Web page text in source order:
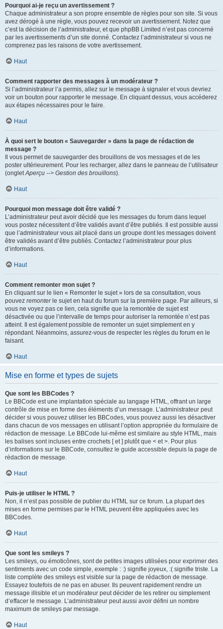
Pourquoi ai-je reçu un avertissement ?
Chaque administrateur a son propre ensemble de règles pour son site. Si vous
avez dérogé à une règle, vous pouvez recevoir un avertissement. Notez que
c’est la décision de l’administrateur, et que phpBB Limited n’est pas concerné
par les avertissements d’un site donné. Contactez l’administrateur si vous ne
comprenez pas les raisons de votre avertissement.
Haut
Comment rapporter des messages à un modérateur ?
Si l’administrateur l’a permis, allez sur le message à signaler et vous devriez
voir un bouton pour rapporter le message. En cliquant dessus, vous accéderez
aux étapes nécessaires pour le faire.
Haut
À quoi sert le bouton « Sauvegarder » dans la page de rédaction de
message ?
Il vous permet de sauvegarder des brouillons de vos messages et de les
poster ultérieurement. Pour les recharger, allez dans le panneau de l’utilisateur
(ongletAperçu --> Gestion des brouillons).
Haut
Pourquoi mon message doit être validé ?
L’administrateur peut avoir décidé que les messages du forum dans lequel
vous postez nécessitent d’être validés avant d’être publiés. Il est possible aussi
que l’administrateur vous ait placé dans un groupe dont les messages doivent
être validés avant d’être publiés. Contactez l’administrateur pour plus
d’informations.
Haut
Comment remonter mon sujet ?
En cliquant sur le lien « Remonter le sujet » lors de sa consultation, vous
pouvez remonterle sujet en haut du forum sur la première page. Par ailleurs, si
vous ne voyez pas ce lien, cela signifie que la remontée de sujet est
désactivée ou que l’intervalle de temps pour autoriser la remontée n’est pas
atteint. Il est également possible de remonter un sujet simplement en y
répondant. Néanmoins, assurez-vous de respecter les règles du forum en le
faisant.
Haut
Mise en forme et types de sujets
Que sont les BBCodes ?
Le BBCode est une implantation spéciale au langage HTML, offrant un large
contrôle de mise en forme des éléments d’un message. L’administrateur peut
décider si vous pouvez utiliser les BBCodes, vous pouvez aussi les désactiver
dans chacun de vos messages en utilisant l’option appropriée du formulaire de
rédaction de message. Le BBCode lui-même est similaire au style HTML, mais
les balises sont incluses entre crochets [ et ] plutôt que < et >. Pour plus
d’informations sur le BBCode, consultez le guide accessible depuis la page de
rédaction de message.
Haut
Puis-je utiliser le HTML ?
Non, il n’est pas possible de publier du HTML sur ce forum. La plupart des
mises en forme permises par le HTML peuvent être appliquées avec les
BBCodes.
Haut
Que sont les smileys ?
Les smileys, ou émoticônes, sont de petites images utilisées pour exprimer des
sentiments avec un code simple, exemple : :) signifie joyeux, :( signifie triste. La
liste complète des smileys est visible sur la page de rédaction de message.
Essayez toutefois de ne pas en abuser. Ils peuvent rapidement rendre un
message illisible et un modérateur peut décider de les retirer ou simplement
d’effacer le message. L’administrateur peut aussi avoir défini un nombre
maximum de smileys par message.
Haut